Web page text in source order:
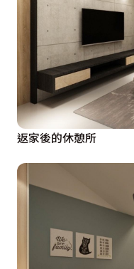
返家後的休憩所